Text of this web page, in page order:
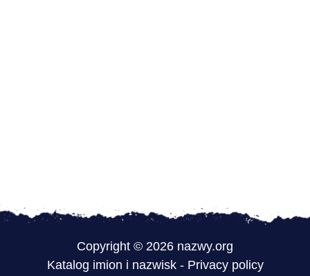
Copyright © 2026 nazwy.org
Katalog imion i nazwisk- Privacy policy